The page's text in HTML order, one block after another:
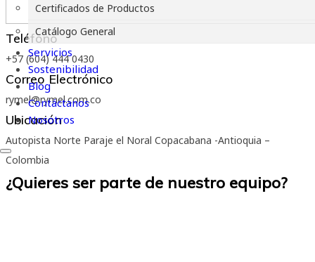
Certificados de Productos
Catálogo General
Servicios
Sostenibilidad
Blog
Contáctanos
Nosotros
Teléfono
+57 (604) 444 0430
Correo Electrónico
rymel@rymel.com.co
Ubicación
Autopista Norte Paraje el Noral Copacabana -Antioquia –
Colombia
¿Quieres ser parte de nuestro equipo?